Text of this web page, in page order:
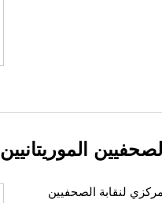
الموريتانيين
لنقابة الصحفيين